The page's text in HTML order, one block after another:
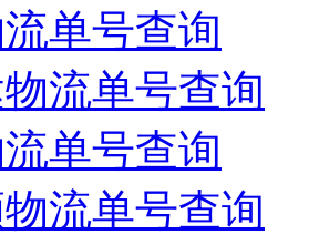
单号查询
流单号查询
单号查询
流单号查询